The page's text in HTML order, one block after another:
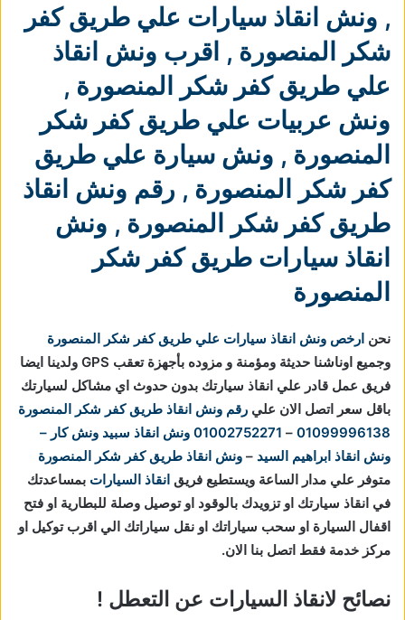
, ونش انقاذ سيارات علي طريق كفر
شكر المنصورة , اقرب ونش انقاذ
علي طريق كفر شكر المنصورة ,
ونش عربيات علي طريق كفر شكر
المنصورة , ونش سيارة علي طريق
كفر شكر المنصورة , رقم ونش انقاذ
طريق كفر شكر المنصورة , ونش
انقاذ سيارات طريق كفر شكر
المنصورة
نحن ارخص ونش انقاذ سيارات علي طريق كفر شكر المنصورة
وجميع اوناشنا حديثة ومؤمنة و مزوده بأجهزة تعقب GPS ولدينا ايضا
فريق عمل قادر علي انقاذ سيارتك بدون حدوث اي مشاكل لسيارتك
باقل سعر اتصل الان علي رقم ونش انقاذ طريق كفر شكر المنصورة
01099996138
–
01002752271 ونش انقاذ سبيد ونش كار –
ونش انقاذ ابراهيم السيد – ونش انقاذ طريق كفر شكر المنصورة
متوفر علي مدار الساعة ويستطيع فريق انقاذ السيارات بمساعدتك
في انقاذ سيارتك او تزويدك بالوقود او توصيل وصلة للبطارية او فتح
اقفال السيارة او سحب سياراتك او نقل سياراتك الي اقرب توكيل او
مركز خدمة فقط اتصل بنا الان.
نصائح لانقاذ السيارات عن التعطل !